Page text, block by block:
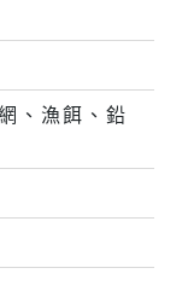
、漁餌、鉛